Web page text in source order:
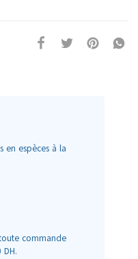
en espèces à la
commande